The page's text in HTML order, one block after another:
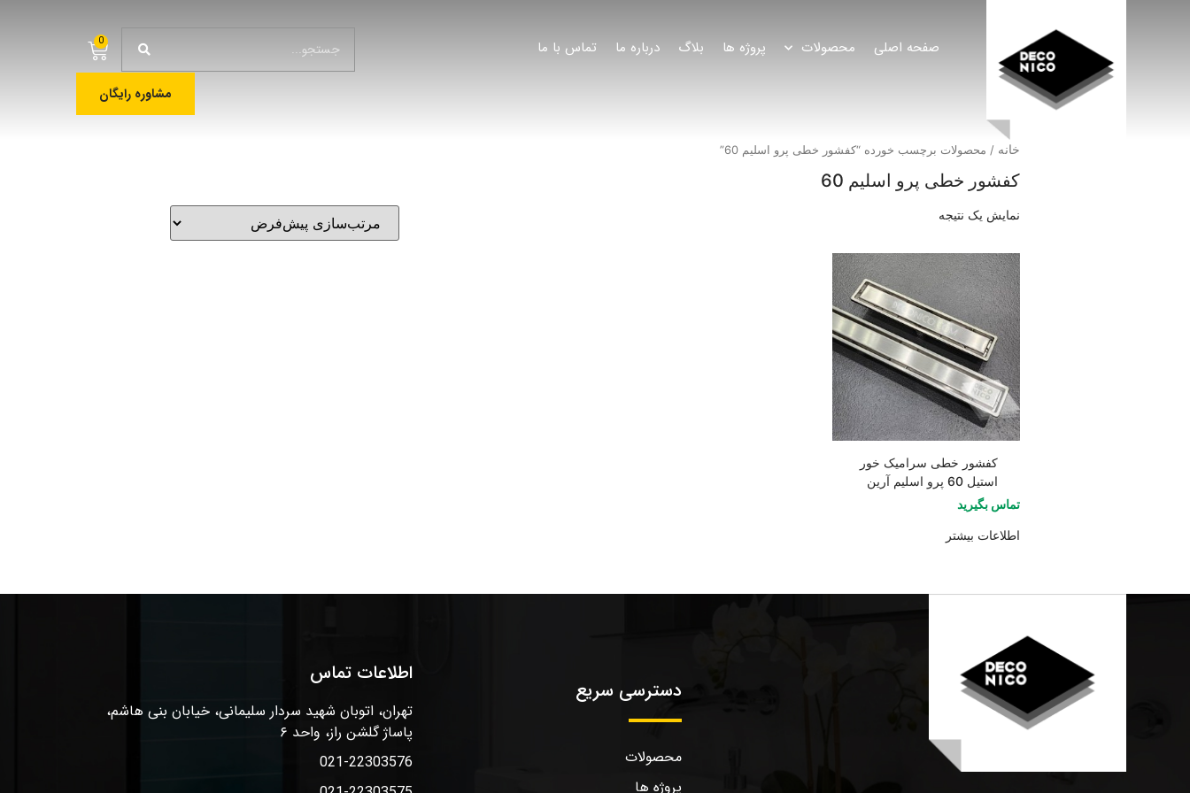
صفحه اصلی محصولات پروژه ها بلاگ درباره ما تماس با ما 0
مشاوره رایگان
خانه / محصولات برچسب خورده “کفشور خطی پرو اسلیم 60”
کفشور خطی پرو اسلیم 60
نمایش یک نتیجه
کفشور خطی سرامیک خور
استیل 60 پرو اسلیم آرین
تماس بگیرید
اطلاعات بیشتر
دسترسی سریع
محصولات
پروژه ها
اطلاعات تماس
تهران، اتوبان شهید سردار سلیمانی، خیابان بنی هاشم،
پاساژ گلشن راز، واحد ۶
021-22303576